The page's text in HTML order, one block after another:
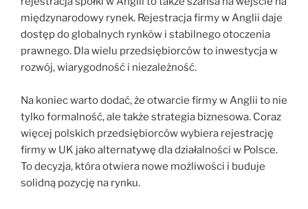
międzynarodowy rynek. Rejestracja firmy w Anglii daje
dostęp do globalnych rynków i stabilnego otoczenia
prawnego. Dla wielu przedsiębiorców to inwestycja w
rozwój, wiarygodność i niezależność.
Na koniec warto dodać, że otwarcie firmy w Anglii to nie
tylko formalność, ale także strategia biznesowa. Coraz
więcej polskich przedsiębiorców wybiera rejestrację
firmy w UK jako alternatywę dla działalności w Polsce.
To decyzja, która otwiera nowe możliwości i buduje
solidną pozycję na rynku.